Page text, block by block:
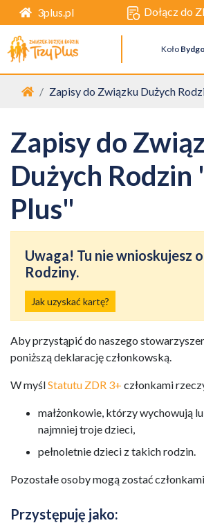
3plus.pl Dołącz do
Koło
Zapisy do Związku Dużych
Zapisy do
Dużych Rodzin
Plus"
Uwaga! Tu nie wnioskujesz
Rodziny.
Jak uzyskać kartę?
Aby przystąpić do naszego
poniższą deklarację członkowską.
W myślStatutu ZDR 3+ członkami
małżonkowie, którzy wychowują
najmniej troje dzieci,
pełnoletnie dzieci z takich rodzin.
Pozostałe osoby mogą zostać
Przystępuję jako: